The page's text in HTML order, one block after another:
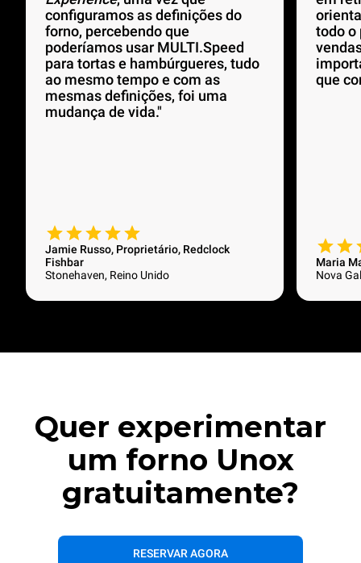
configuramos as definições do
forno, percebendo que
poderíamos usar MULTI.Speed
para tortas e hambúrgueres, tudo
ao mesmo tempo e com as
mesmas definições, foi uma
mudança de vida."
Jamie Russo, Proprietário, Redclock
Fishbar
Stonehaven, Reino Unido
todo o
que
Maria
Nova
Quer experimentar
um forno Unox
gratuitamente?
RESERVAR AGORA